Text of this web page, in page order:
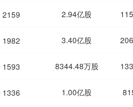
2159 2.94亿股
1982 3.40亿股
1593 8344.48万股
1336 1.00亿股